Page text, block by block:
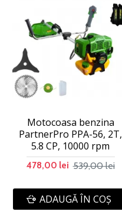
Motocoasa benzina
PartnerPro PPA-56, 2T,
5.8 CP, 10000 rpm
478,00 lei 539,00 lei
ADAUGĂ ÎN COŞ